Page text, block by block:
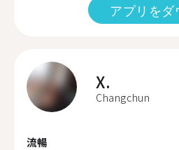
アプリをダ
X.
Changchun
流暢